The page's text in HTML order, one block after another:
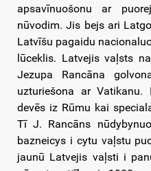
apsavīnuošonu ar
nūvodim. Jis bejs ari
Latvīšu pagaidu
lūceklis. Latvejis vaļsts
Jezupa Rancāna
uzturiešona ar
devēs iz Rūmu kai
Tī J. Rancāns
bazneicys i cytu vaļstu
jaunū Latvejis vaļsti i